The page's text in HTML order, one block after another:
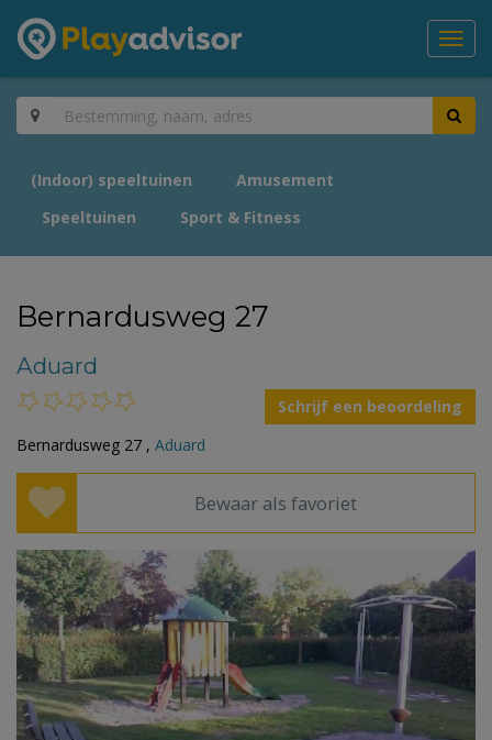
(Indoor) speeltuinen
Amusement
Speeltuinen
Sport & Fitness
Bernardusweg 27
Aduard
Schrijf een beoordeling
Bernardusweg 27 , Aduard
Bewaar als favoriet